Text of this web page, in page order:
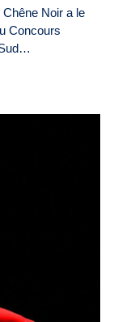
Noir a le
Concours